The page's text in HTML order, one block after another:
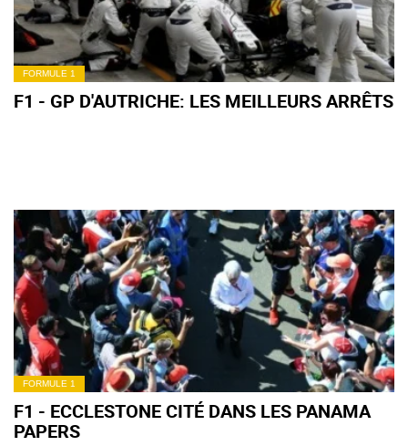
FORMULE 1
F1 - GP D'AUTRICHE: LES MEILLEURS ARRÊTS
FORMULE 1
F1 - ECCLESTONE CITÉ DANS LES PANAMA
PAPERS